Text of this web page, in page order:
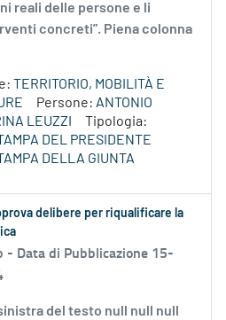
reali delle persone e li
concreti”. Piena colonna
TERRITORIO, MOBILITÀ E
Persone: ANTONIO
LEUZZI
Tipologia:
DEL PRESIDENTE
DELLA GIUNTA
delibere per riqualificare la
- Data di Pubblicazione 15-
del testo null null null